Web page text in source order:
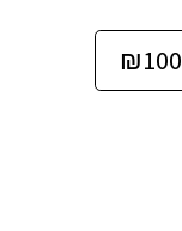
₪100